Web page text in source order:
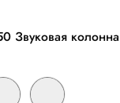
Звуковая колонна